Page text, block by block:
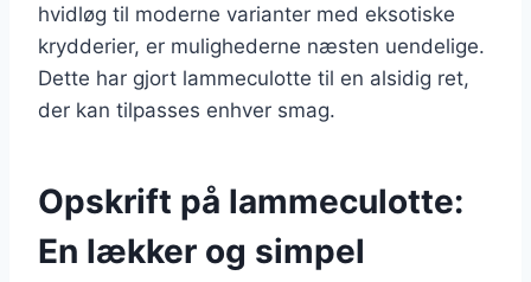
hvidløg til moderne varianter med eksotiske
krydderier, er mulighederne næsten uendelige.
Dette har gjort lammeculotte til en alsidig ret,
der kan tilpasses enhver smag.
Opskrift på lammeculotte:
En lækker og simpel